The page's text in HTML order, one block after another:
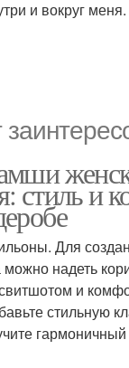
и вокруг
стиль и
Для
можно надеть
и
стильную